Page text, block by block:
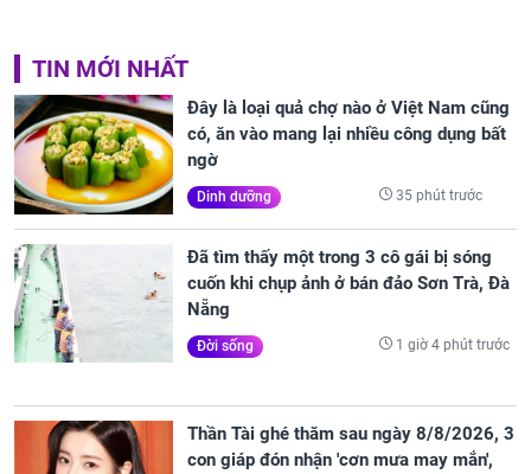
TIN MỚI NHẤT
Đây là loại quả chợ nào ở Việt Nam cũng
có, ăn vào mang lại nhiều công dụng bất
ngờ
Dinh dưỡng 35 phút trước
Đã tìm thấy một trong 3 cô gái bị sóng
cuốn khi chụp ảnh ở bán đảo Sơn Trà, Đà
Nẵng
Đời sống 1 giờ 4 phút trước
Thần Tài ghé thăm sau ngày 8/8/2026, 3
con giáp đón nhận 'cơn mưa may mắn',